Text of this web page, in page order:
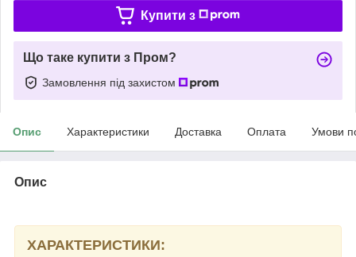
Купити з
Що таке купити з Пром?
Замовлення під захистом
Опис Характеристики Доставка Оплата Умови
Опис
ХАРАКТЕРИСТИКИ: